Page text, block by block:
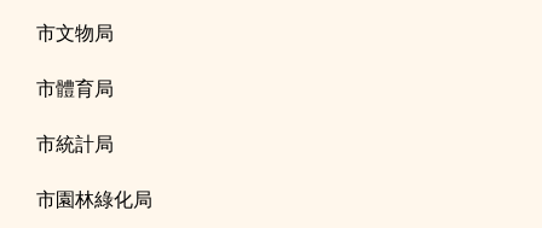
市文物局
市體育局
市統計局
市園林綠化局